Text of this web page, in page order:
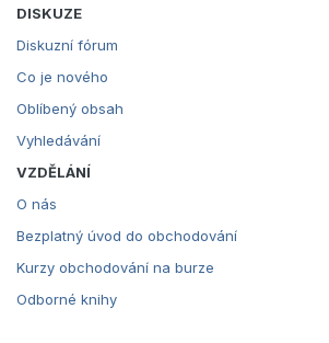
DISKUZE
Diskuzní fórum
Co je nového
Oblíbený obsah
Vyhledávání
VZDĚLÁNÍ
O nás
Bezplatný úvod do obchodování
Kurzy obchodování na burze
Odborné knihy